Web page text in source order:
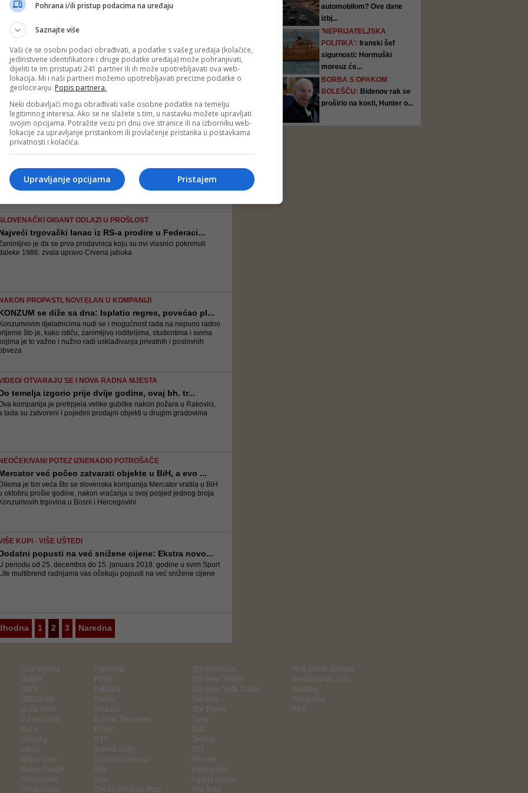
premijera Kosova Enver Hoxhaj napisao je na Twitteru da
ovakvom odlukom štite vitalni interesi Kosova
PADAJU OD 21. DO 25. NOVEMBRA
zimska rasprodaja u Sarajevu: U Sport Visio...
se za pet dana šopinga... Spremite se za zimu uz značajne
IZBOR – NAJNIŽE CIJENE!
popust do čak 70% u oba Sport Vision
propustite četiri dana rođendanske proslave uz nevjerovatne
i ponudu koju su pripremili za sve vas
GIGANT ODLAZI U PROŠLOST
trgovački lanac iz RS-a prodire u Federaci...
je da se prva prodavnica koju su ovi vlasnici pokrenuli
1986. zvala upravo Crvena jabuka
PROPASTI, NOVI ELAN U KOMPANIJI
se diže sa dna: Isplatio regres, povećao pl...
djelatnicima nudi se i mogućnost rada na nepuno radno
što je, kako ističu, zanimljivo roditeljima, studentima i svima
je to važno i nužno radi usklađivanja privatnih i poslovnih
OTVARAJU SE I NOVA RADNA MJESTA
temelja izgorio prije dvije godine, ovaj bh. tr...
kompanija je pretrpjela velike gubitke nakon požara u Rakovici,
tada su zatvoreni i pojedini prodajni objekti u drugim gradovima
POTEZ IZNENADIO POTROŠAČE
već počeo zatvarati objekte u BiH, a evo ...
je tim veća što se slovenska kompanija Mercator vratila u BiH
oktobru prošle godine, nakon vraćanja u svoj posjed jednog broja
trgovina u Bosni i Hercegovini
KUPI - VIŠE UŠTEDI
popusti na već snižene cijene: Ekstra novo...
periodu od 25. decembra do 15. januara 2018. godine u svim Sport
multibrend radnjama vas očekuju popusti na već snižene cijene
1 2 3 Naredna
automobilom? Ove dane
izbj...
'NEPRIJATELJSKA
POLITIKA': Iranski šef
sigurnosti: Hormuški
moreuz će...
BORBA S OPAKOM
BOLEŠČU: Bidenov rak se
proširio na kosti, Hunter o...
Glas Srpske
Globus
IMDb
INDEX.HR
Indie Wire
Jutarnji list
Kurir
Miniclip
net.hr
Nezavisne
News Google
Newsweek
Oslobođenje
Pešćanik
POGO
Politika
Reddit
Reuters
Rotten Tomatoes
RTRS
RTS
Screen Daily
Slobodna Bosna
Sky
Svet
The Huffington Post
The Guardian
The New Yorker
The New York Times
The Sun
The Times
Time
TMZ
Tportal
TV1
Variety
Večenji list
Vijesti online
You Tube
Wall Street Journal
Washington Post
Weather
Wikipedia
RSS
Pohrana i/ili pristup podacima na uređaju
Saznajte više
Vaši će se osobni podaci obrađivati, a podatke s vašeg uređaja (kolačiće,
jedinstvene identifikatore i druge podatke uređaja) može pohranjivati,
dijeliti te im pristupati 241 partner ili ih može upotrebljavati ova web-
lokacija. Mi i naši partneri možemo upotrebljavati precizne podatke o
geolociranju. Popis partnera.
Neki dobavljači mogu obrađivati vaše osobne podatke na temelju
legitimnog interesa. Ako se ne slažete s tim, u nastavku možete upravljati
svojim opcijama. Potražite vezu pri dnu ove stranice ili na izborniku web-
lokacije za upravljanje pristankom ili povlačenje pristanka u postavkama
privatnosti i kolačića.
Pristajem
Upravljanje opcijama